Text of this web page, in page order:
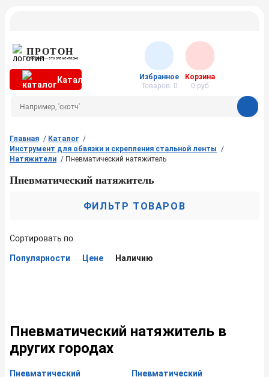
ПРОТОН
Упаковка — это элементарно
Каталог
Избранное
Товаров: 0
Корзина
0 руб
Главная
Каталог
Инструмент для обвязки и скрепления стальной ленты
Натяжители
Пневматический натяжитель
Пневматический натяжитель
ФИЛЬТР ТОВАРОВ
Сортировать по
Популярности Цене Наличию
Пневматический натяжитель в
других городах
Пневматический
Пневматический